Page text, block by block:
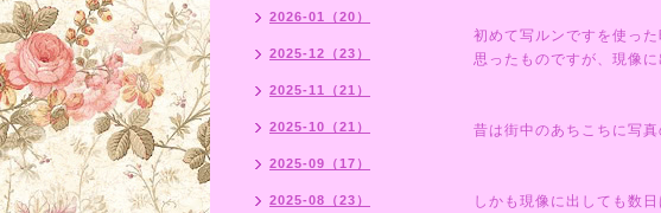
初めて写ルンですを使っ
思ったものですが、現像
昔は街中のあちこちに写
しかも現像に出しても数
2026-01（20）
2025-12（23）
2025-11（21）
2025-10（21）
2025-09（17）
2025-08（23）